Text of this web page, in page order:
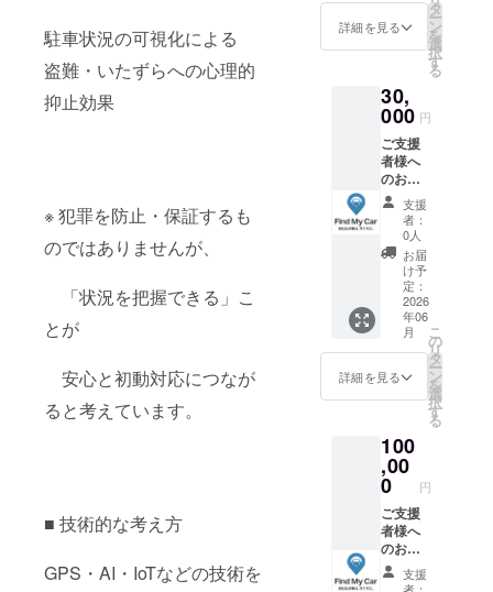
駐車状況の可視化による
盗難・いたずらへの心理的
抑止効果
※ 犯罪を防止・保証するも
のではありませんが、
「状況を把握できる」こ
とが
安心と初動対応につなが
ると考えています。
■ 技術的な考え方
GPS・AI・IoTなどの技術を
クト終
了後、
に製
品・
サービ
ス提供
は含ま
れませ
ん。 共
通のご
注意 本
プロ
ジェク
トは開
発段階
のた
め、仕
供時期
が変更
があり
ます。
支援金
は開
発・検
証・運
営体制
構築に
｜【先
着300名
限定 ア
プリプ
レミア
ム 内
容：
Find My
Car（F
MC）ア
プリの
プレミ
アム利
用権を
提供し
ます。
一般リ
リース
後も
されて
いる期
間中は
追加課
金なく
ご利用
いただ
けま
す。 お
持ちを
込めて
以下の
お返し
意しま
した。
開発段
階のプ
ロジェ
クトの
ため、
確実に
お届け
できる
内容を
重視し
ていま
す。 ③
10,000
円｜プ
レミア
割引購
入権 内
容：ア
プリプ
レミア
ム利用
権と、
FMC
Tracker
詳細を見る
タ
ー
ン
を
選
択
す
る
30,
000 円
ご支援
者様へ
のお返
し 本プ
ロジェ
クトを
ご支援
いただ
いた皆
さま
へ、感
謝の気
持ちを
込めて
以下の
お返し
意しま
した。
開発段
階のプ
ロジェ
クトの
ため、
確実に
お届け
支援
者：
0人
お届
け予
定：
2026
年06
月
詳細を見る
こ
の
リ
タ
ー
ン
を
選
択
す
る
100
,00
0 円
ご支援
者様へ
のお返
し 本プ
ロジェ
支援